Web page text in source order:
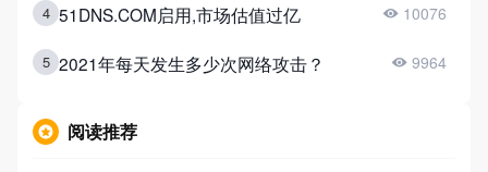
4 51DNS.COM启用,市场估值过亿 10076
5 2021年每天发生多少次网络攻击？ 9964
阅读推荐